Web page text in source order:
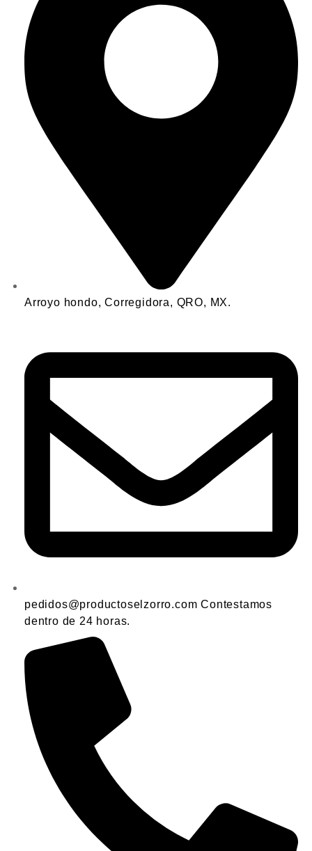
Arroyo hondo, Corregidora, QRO, MX.
pedidos@productoselzorro.com Contestamos
dentro de 24 horas.